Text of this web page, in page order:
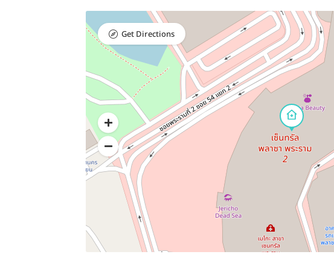
Get Directions